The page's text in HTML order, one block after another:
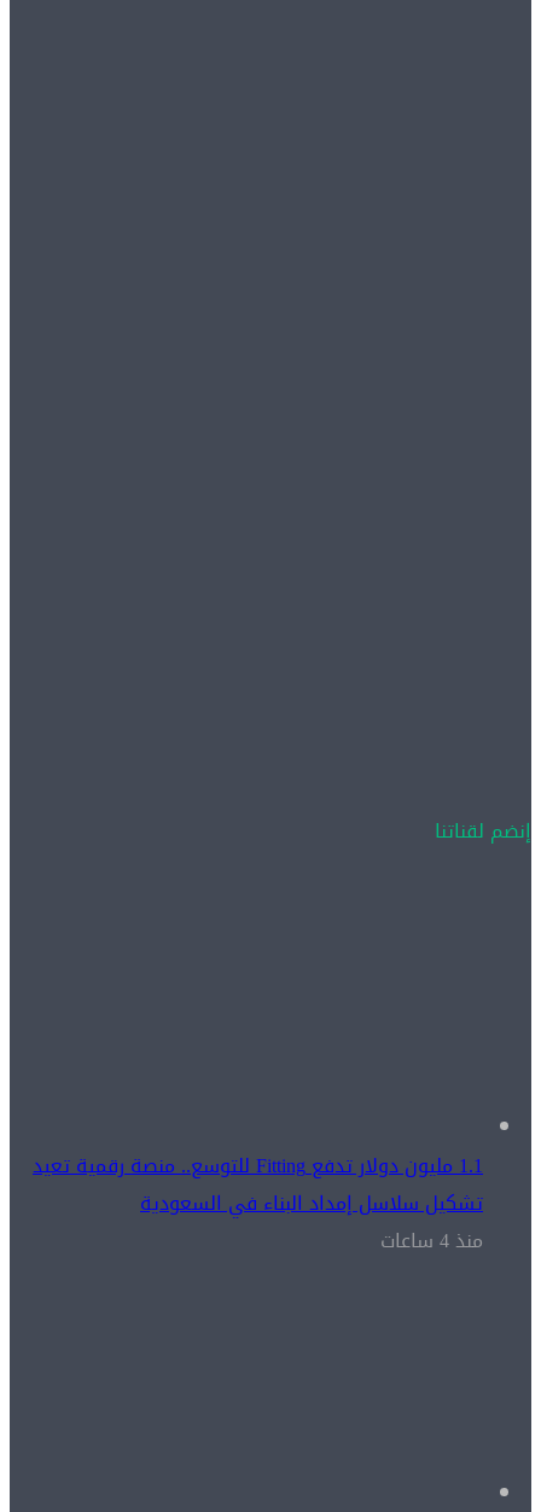
إنضم لقناتنا
1.1 مليون دولار تدفع Fitting للتوسع.. منصة رقمية تعيد
تشكيل سلاسل إمداد البناء في السعودية
منذ 4 ساعات